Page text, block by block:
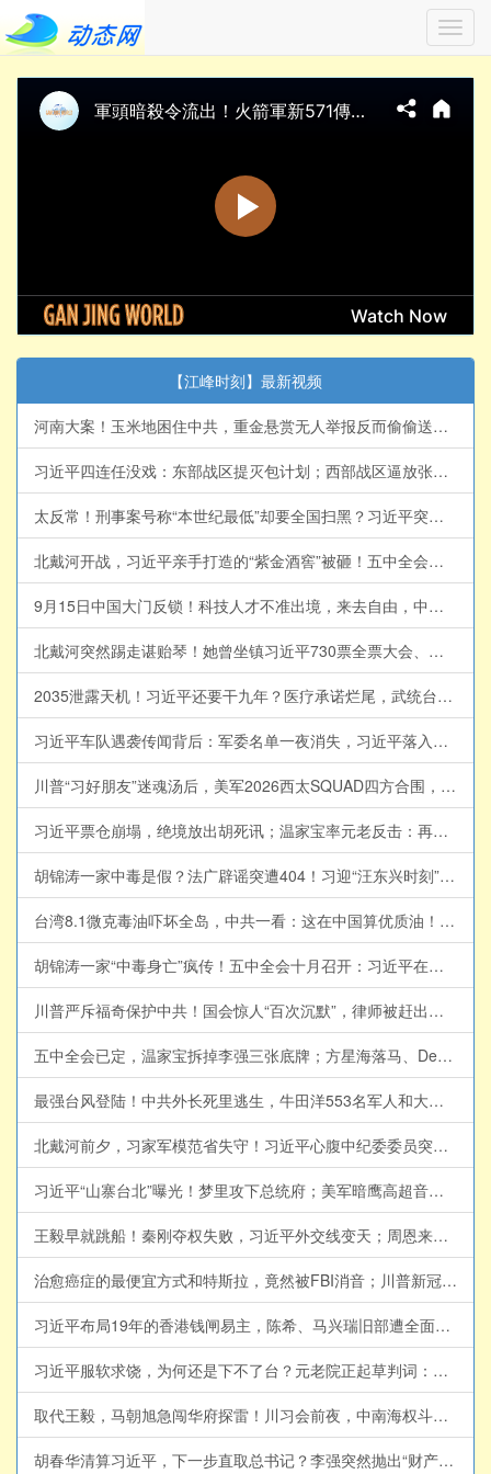
【江峰时刻】最新视频
河南大案！玉米地困住中共，重金悬赏无人举报反而偷偷送饭：从杨佳到夏付刚，习近平治下农村为何又出了“侠客”？【江峰漫谈20260807第1248期】#中国时局
习近平四连任没戏：东部战区提灭包计划；西部战区逼放张又侠；袁家军抢位中办；【江峰视界20260807第456期】#中国时局
太反常！刑事案号称“本世纪最低”却要全国扫黑？习近平突发“1年全国内斗令”！抓捕张又侠只是开始？特务治国与秘密打造“第二武装”反向围剿军队【江峰漫谈20260806第1247期】#中国时局
北戴河开战，习近平亲手打造的“紫金酒窖”被砸！五中全会前元老派断习的粮草，习的29年闽宁旧帐曝光，正厅级书记落马、亿元黑金浮出水面 【江峰视界20260806第455期】#中国时局
9月15日中国大门反锁！科技人才不准出境，来去自由，中国大门永远敞开承诺成灰！美国科技富豪、中国石油科技之父萧光琰悲剧重演？【历史上的今天20260805第414期】#中国时局
北戴河突然踢走谌贻琴！她曾坐镇习近平730票全票大会、捧出贵州脱贫神话；两人的隐秘政治联姻为何突然到头？【江峰视界20260805第454期】#中国时局
2035泄露天机！习近平还要干九年？医疗承诺烂尾，武统台湾成续任王牌【江峰漫谈20260804第1246期】#中国时局
习近平车队遇袭传闻背后：军委名单一夜消失，习近平落入权力真空？蔡奇北戴河密商，五中全会接班人浮现？【江峰视界20260804第453期】
川普“习好朋友”迷魂汤后，美军2026西太SQUAD四方合围，中共围台战略已成泡影； 美海岸巡逻艇加入南海对撞中共海警船！分建军事基地破解饱和攻击，暗鹰15分钟精准打击中南海【江峰漫谈 20260803第1245期】#中美对抗
习近平票仓崩塌，绝境放出胡死讯；温家宝率元老反击：再动胡、温，军队就开战【江峰视界20260803第452期】#中国时局
胡锦涛一家中毒是假？法广辟谣突遭404！习迎“汪东兴时刻”？爆蔡奇将交中办大权！河北一夜换防：倪岳峰闪退、李克强同学旧部接棒！习家军各自跳船抢滩！【江峰视界20260801第451期】#中国时局
台湾8.1微克毒油吓坏全岛，中共一看：这在中国算优质油！胡锦涛全家食物中毒之疑，看中共特供食品【江峰漫谈20260731第1244期】#中国时局
胡锦涛一家“中毒身亡”疯传！五中全会十月召开：习近平在台上被分权，党政分家开始，温曾达成整党框架 【江峰视界20260731第450期】#中国时局
川普严斥福奇保护中共！国会惊人“百次沉默”，律师被赶出国会，听证会扯出美中“深层政府”与中共武汉实验室的秘密金流！国会追责立法在即，北京怎么赔钱？美债核弹已上膛【江峰漫谈20260730第1243期】福奇国会听证会
五中全会已定，温家宝拆掉李强三张底牌；方星海落马、DeepSeek突然停融、蒋罔正收声【江峰视界20260730第449期】#中国时局
最强台风登陆！中共外长死里逃生，牛田洋553名军人和大学生身亡惨剧究竟是台风还是人祸？“民族伟大复兴”跟当年的“五七指示”：催眠年轻人的宏大叙事总带来人间悲剧【历史上的今天20260729第413期】#中国时局
北戴河前夕，习家军模范省失守！习近平心腹中纪委委员突遭罢黜，贵州新官“只拜庙不认习”、湖北砍李鸿忠要员！【江峰视界20260729第448期】#中国时局
习近平“山寨台北”曝光！梦里攻下总统府；美军暗鹰高超音速导弹15分钟锁定中南海，独裁者最大恐惧来了【江峰漫谈20260728第1242期】#中美对抗
王毅早就跳船！秦刚夺权失败，习近平外交线变天；周恩来私生子传闻，如何替他铺出四十年仕途？【江峰视界20260728第447期】#中国时局
治愈癌症的最便宜方式和特斯拉，竟然被FBI消音；川普新冠“特效药”官方不认可，却成了美国民间对抗药商的象征【历史上的今天20260727第412期】#历史上的今天
习近平布局19年的香港钱闸易主，陈希、马兴瑞旧部遭全面清洗！党产华润遭连根拔起：王祥明被扫地出门、韩嵩双开！【江峰视界20260726第446期】#中国时局
习近平服软求饶，为何还是下不了台？元老院正起草判词：温家宝要重判，贾庆林争轻判，栗战书被逼交修宪材料【江峰视界20260725第445期】#中国时局
取代王毅，马朝旭急闯华府探雷！川习会前夜，中南海权斗与AI危机同时失控；习近平“无上限”外交突然变脸；月之暗面Kimi-K3年度最大IPO遭遇美国狙击【江峰漫谈20260724第1241期】#中国时局
胡春华清算习近平，下一步直取总书记？李强突然抛出“财产公开”，替红色家族保旧账；曾庆红北戴河出手按刀【江峰视界20260724第444期】##中国时局